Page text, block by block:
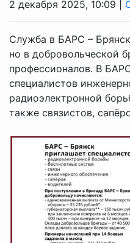
2 декабря 2025, 10:09 |
Служба в БАРС –
но в добровольческой
профессионалов. В
специалистов
радиоэлектронной
также связистов,